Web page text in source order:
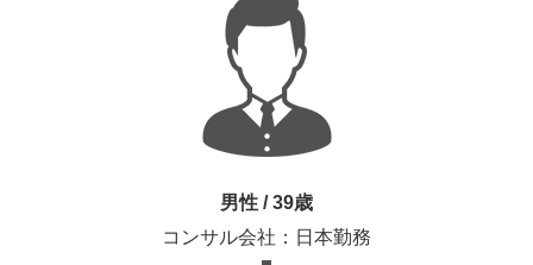
男性 / 39歳
コンサル会社：日本勤務